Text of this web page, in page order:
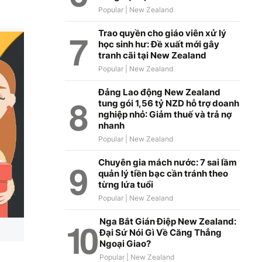
Trao quyền cho giáo viên xử lý
học sinh hư: Đề xuất mới gây
tranh cãi tại New Zealand
Đảng Lao động New Zealand
tung gói 1,56 tỷ NZD hỗ trợ doanh
nghiệp nhỏ: Giảm thuế và trả nợ
nhanh
Chuyên gia mách nước: 7 sai lầm
quản lý tiền bạc cần tránh theo
từng lứa tuổi
Nga Bắt Gián Điệp New Zealand:
Đại Sứ Nói Gì Về Căng Thẳng
Ngoại Giao?